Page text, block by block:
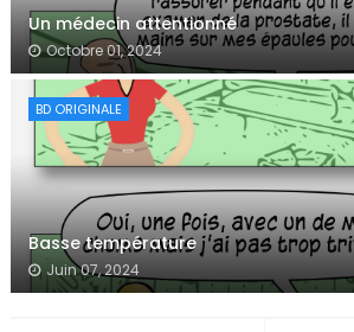
Un médecin attentionné
Octobre 01, 2024
BD ORIGINALE
Basse température
Juin 07, 2024